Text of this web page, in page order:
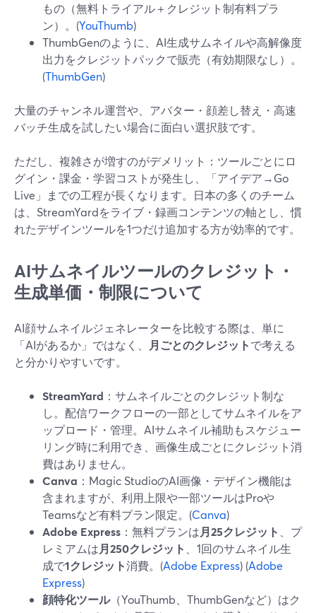
もの（無料トライアル＋クレジット制有料プラ
ン）。(YouThumb)
ThumbGenのように、AI生成サムネイルや高解像度
出力をクレジットパックで販売（有効期限なし）。
(ThumbGen)
大量のチャンネル運営や、アバター・顔差し替え・高速
バッチ生成を試したい場合に面白い選択肢です。
ただし、複雑さが増すのがデメリット：ツールごとにロ
グイン・課金・学習コストが発生し、「アイデア→Go
Live」までの工程が長くなります。日本の多くのチーム
は、StreamYardをライブ・録画コンテンツの軸とし、慣
れたデザインツールを1つだけ追加する方が効率的です。
AIサムネイルツールのクレジット・
生成単価・制限について
AI顔サムネイルジェネレーターを比較する際は、単に
「AIがあるか」ではなく、
月ごとのクレジットで考える
と分かりやすいです。
StreamYard ：サムネイルごとのクレジット制な
し。配信ワークフローの一部としてサムネイルをア
ップロード・管理。AIサムネイル補助もスケジュー
リング時に利用でき、画像生成ごとにクレジット消
費はありません。
Canva ：Magic StudioのAI画像・デザイン機能は
含まれますが、利用上限や一部ツールはProや
Teamsなど有料プラン限定。(Canva)
Adobe Express ：無料プランは月25クレジット
、プ
レミアムは月250クレジット
、1回のサムネイル生
成で1クレジット消費。(Adobe Express) (Adobe
Express)
顔特化ツール（YouThumb、ThumbGenなど）はク